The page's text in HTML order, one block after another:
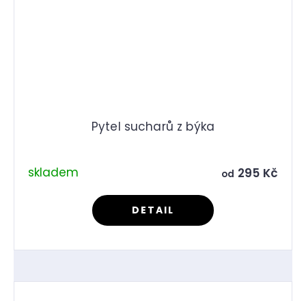
Pytel sucharů z býka
skladem od 295 Kč
DETAIL